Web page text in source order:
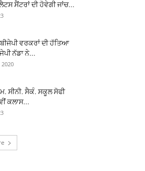
ਸੈਂਟਰਾਂ ਦੀ ਹੋਵੇਗੀ ਜਾਂਚ...
ਵਰਕਰਾਂ ਦੀ ਹੱਤਿਆ
ਨੱਡਾ ਨੇ...
ਸੀਨੀ. ਸੈਕੰ. ਸਕੂਲ ਸੋਫੀ
ਕਲਾਸ...